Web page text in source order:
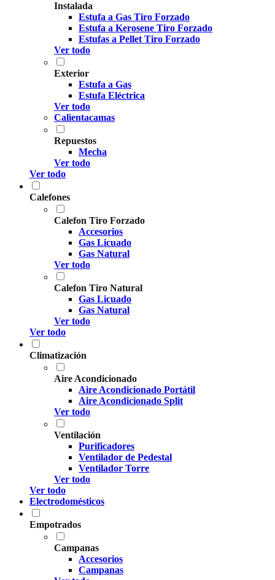
Instalada
Estufa a Gas Tiro Forzado
Estufa a Kerosene Tiro Forzado
Estufas a Pellet Tiro Forzado
Ver todo
Exterior
Estufa a Gas
Estufa Eléctrica
Ver todo
Calientacamas
Repuestos
Mecha
Ver todo
Ver todo
Calefones
Calefon Tiro Forzado
Accesorios
Gas Licuado
Gas Natural
Ver todo
Calefon Tiro Natural
Gas Licuado
Gas Natural
Ver todo
Ver todo
Climatización
Aire Acondicionado
Aire Acondicionado Portátil
Aire Acondicionado Split
Ver todo
Ventilación
Purificadores
Ventilador de Pedestal
Ventilador Torre
Ver todo
Ver todo
Electrodomésticos
Empotrados
Campanas
Accesorios
Campanas